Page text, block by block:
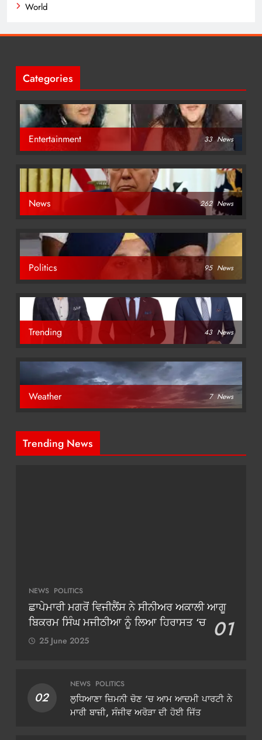
World
Categories
Entertainment 33 News
News 262 News
Politics 95 News
Trending 43 News
Weather 7 News
Trending News
NEWS POLITICS
ਛਾਪੇਮਾਰੀ ਮਗਰੋਂ ਵਿਜੀਲੈਂਸ ਨੇ ਸੀਨੀਅਰ ਅਕਾਲੀ ਆਗੂ
ਬਿਕਰਮ ਸਿੰਘ ਮਜੀਠੀਆ ਨੂੰ ਲਿਆ ਹਿਰਾਸਤ ‘ਚ 01
25 June 2025
02
NEWS POLITICS
ਲੁਧਿਆਣਾ ਜ਼ਿਮਨੀ ਚੋਣ ‘ਚ ਆਮ ਆਦਮੀ ਪਾਰਟੀ ਨੇ
ਮਾਰੀ ਬਾਜ਼ੀ, ਸੰਜੀਵ ਅਰੋੜਾ ਦੀ ਹੋਈ ਜਿੱਤ